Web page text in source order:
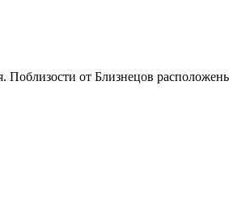
Поблизости от Близнецов